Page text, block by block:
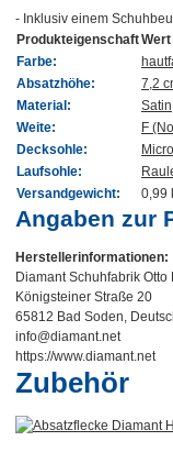
- Inklusiv einem
ProdukteigenschaftWert
Farbe:
Absatzhöhe:
7,2
Material:
Satin
Weite:
F
Decksohle:
Laufsohle:
Versandgewicht:
0,99
Angaben zur
Herstellerinformationen:
Diamant Schuhfabrik Otto
Königsteiner Straße 20
65812 Bad Soden,
info@diamant.net
https://www.diamant.net
Zubehör